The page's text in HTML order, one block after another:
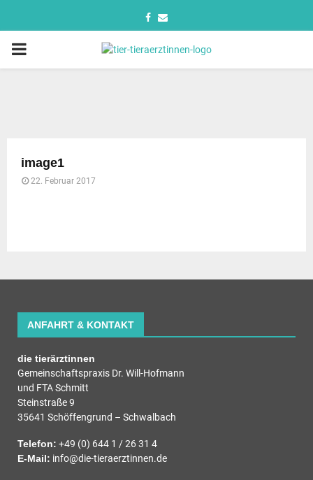
image1
22. Februar 2017
ANFAHRT & KONTAKT
die tierärztinnen
Gemeinschaftspraxis Dr. Will-Hofmann
und FTA Schmitt
Steinstraße 9
35641 Schöffengrund – Schwalbach
Telefon: +49 (0) 644 1 / 26 31 4
E-Mail: info@die-tieraerztinnen.de